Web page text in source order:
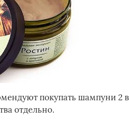
покупать шампуни 2
отдельно.